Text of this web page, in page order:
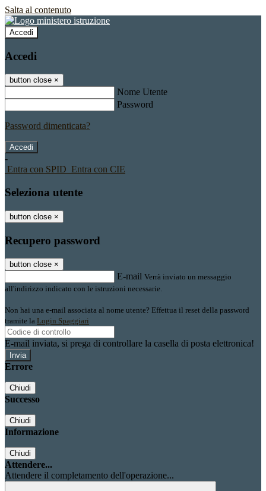
Salta al contenuto
Accedi
Accedi
button close ×
Nome Utente
Password
Password dimenticata?
-
Entra con SPID Entra con CIE
Seleziona utente
button close ×
Recupero password
button close ×
E-mail Verrà inviato un messaggio
all'indirizzo indicato con le istruzioni necessarie.
Non hai una e-mail associata al nome utente? Effettua il reset della password
tramite la Login Spaggiari
E-mail inviata, si prega di controllare la casella di posta elettronica!
Errore
Chiudi
Successo
Chiudi
Informazione
Chiudi
Attendere...
Attendere il completamento dell'operazione...